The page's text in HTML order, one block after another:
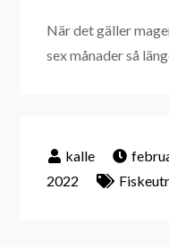
När det gäller
sex månader så
2022